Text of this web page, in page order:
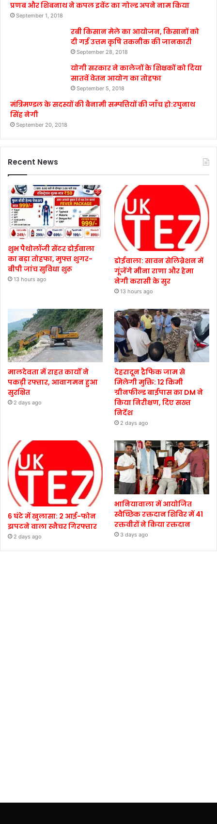
प्रणब और शिबनाथ ने कपल इवेंट का गोल्ड अपने नाम किया
September 1, 2018
रबी किसान मेले का आयोजन, किसानों को
दी गई उत्तम कृषि तकनीक की जानकारी
September 28, 2018
योगी सरकार ने कालेजों के शिक्षकों को दिया
सातवें वेतन आयोग का तोहफा
September 5, 2018
मंत्रिमण्डल के सदस्यों की बैनामी सम्पत्तियों की जाँच हो:रघुनाथ
सिंह नेगी
September 20, 2018
Recent News
शुभ पैथोलॉजी सेंटर डोईवाला
का बड़ा तोहफा, मुफ्त शुगर-
बीपी जांच सुविधा शुरू
13 hours ago
डोईवाला: सावन सेलिब्रेशन में
गूंजेंगे मीना राणा और हेमा
नेगी करासी के सुर
13 hours ago
मालदेवता में राहत कार्यों ने
पकड़ी रफ्तार, आवागमन हुआ
सुरक्षित
2 days ago
देहरादून ट्रैफिक जाम से
मिलेगी मुक्ति: 12 किमी
ग्रीनफील्ड बाईपास का DM ने
किया निरीक्षण, दिए सख्त
निर्देश
2 days ago
6 घंटे में खुलासा: 2 आई-फोन
झपटने वाला स्नैचर गिरफ्तार
2 days ago
भानियावाला में आयोजित
स्वैच्छिक रक्तदान शिविर में 41
रक्तवीरों ने किया रक्तदान
3 days ago